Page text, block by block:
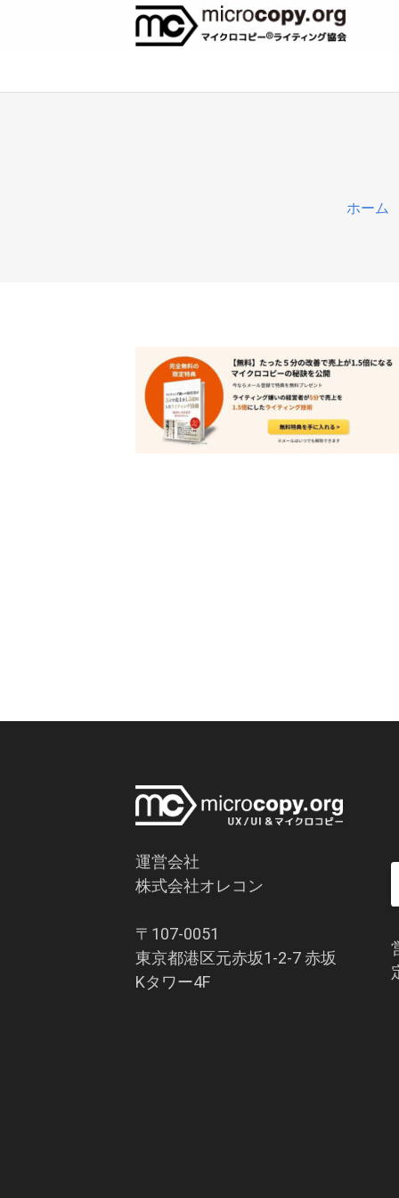
ホーム
運営会社
株式会社オレコン
〒107-0051
東京都港区元赤坂1-2-7 赤坂
Kタワー4F